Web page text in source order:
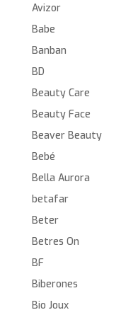
Avizor
Babe
Banban
BD
Beauty Care
Beauty Face
Beaver Beauty
Bebé
Bella Aurora
betafar
Beter
Betres On
BF
Biberones
Bio Joux